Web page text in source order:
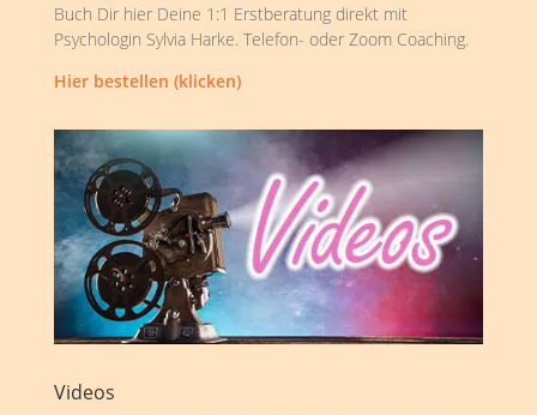
Buch Dir hier Deine 1:1 Erstberatung direkt mit
Psychologin Sylvia Harke. Telefon- oder Zoom Coaching.
Hier bestellen (klicken)
Videos